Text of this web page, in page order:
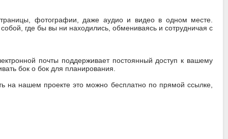
фотографии, даже аудио и видео в одном месте.
где бы вы ни находились, обмениваясь и сотрудничая с
почты поддерживает постоянный доступ к вашему
бок о бок для планирования.
на нашем проекте это можно бесплатно по прямой ссылке,